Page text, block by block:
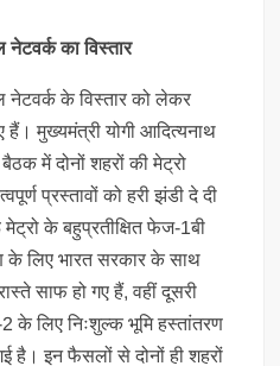
का विस्तार
के विस्तार को लेकर
मुख्यमंत्री योगी आदित्यनाथ
में दोनों शहरों की मेट्रो
प्रस्तावों को हरी झंडी दे दी
के बहुप्रतीक्षित फेज-1बी
के लिए भारत सरकार के साथ
साफ हो गए हैं, वहीं दूसरी
के लिए निःशुल्क भूमि हस्तांतरण
है। इन फैसलों से दोनों ही शहरों